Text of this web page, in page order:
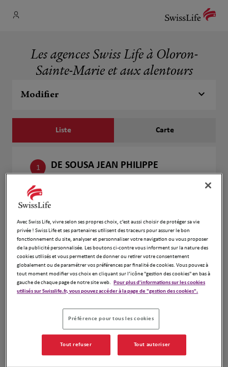
Les agences Swiss Life à Oloron-
Sainte-Marie et aux alentours
Modifier
Liste Carte
1
21.79
DE SOUSA JEAN PHILIPPE
Voir plus
2 LOUGE Lionel & MOREAU Jennifer
15 bis rue Bayard
Numéro
Voir plus
Avec Swiss Life, vivre selon ses propres choix, c’est aussi choisir de protéger sa vie
privée ! Swiss Life et ses partenaires utilisent des traceurs pour assurer le bon
fonctionnement du site, analyser et personnaliser votre navigation ou vous proposer
de la publicité personnalisée. Les boutons ci-contre vous informent sur la nature des
cookies utilisés et vous permettent de donner ou retirer votre consentement
globalement ou de paramétrer vos préférences par finalité de cookies. Vous pouvez à
tout moment modifier vos choix en cliquant sur l’icône "gestion des cookies" en bas à
gauche de chaque page de notre site web. Pour plus d'informations sur les cookies
utilisés sur Swisslife.fr, vous pouvez accéder à la page de "gestion des cookies".
Préférence pour tous les cookies
Tout refuser Tout autoriser